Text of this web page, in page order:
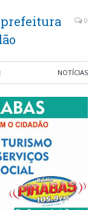
prefeitura
0
NOTÍCIAS